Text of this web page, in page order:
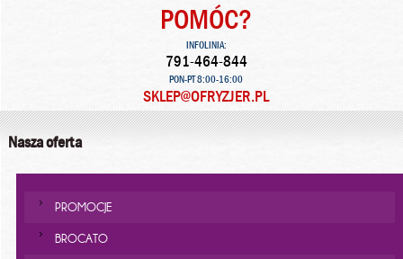
POMÓC?
INFOLINIA:
791-464-844
PON-PT 8:00-16:00
SKLEP@OFRYZJER.PL
Nasza oferta
PROMOCJE
BROCATO